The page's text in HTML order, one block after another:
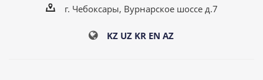
г. Чебоксары, Вурнарское шоссе д.7
KZ UZ KR EN AZ